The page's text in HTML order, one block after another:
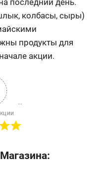
последний день.
колбасы, сыры)
продукты для
акции.